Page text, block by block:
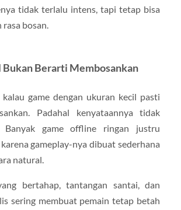
tidak terlalu intens, tapi tetap bisa
bosan.
Berarti Membosankan
kalau game dengan ukuran kecil pasti
Padahal kenyataannya tidak
Banyak game offline ringan justru
gameplay-nya dibuat sederhana
natural.
bertahap, tantangan santai, dan
sering membuat pemain tetap betah